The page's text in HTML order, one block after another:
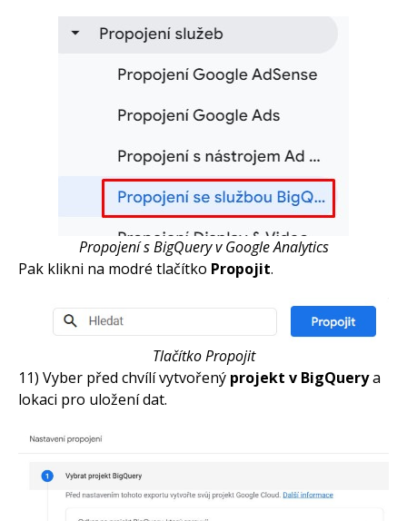
Propojení s BigQuery v Google Analytics
Pak klikni na modré tlačítko Propojit.
Tlačítko Propojit
11) Vyber před chvílí vytvořený projekt v BigQuerya
lokaci pro uložení dat.